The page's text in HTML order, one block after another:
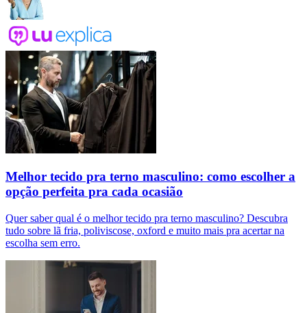
Melhor tecido pra terno masculino: como escolher a
opção perfeita pra cada ocasião
Quer saber qual é o melhor tecido pra terno masculino? Descubra
tudo sobre lã fria, poliviscose, oxford e muito mais pra acertar na
escolha sem erro.